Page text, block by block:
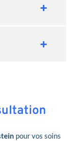
pour vos soins